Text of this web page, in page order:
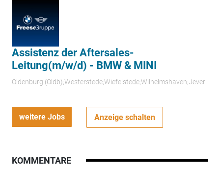
Assistenz der Aftersales-
Leitung(m/w/d) - BMW & MINI
Oldenburg (Oldb);Westerstede;Wiefelstede;Wilhelmshaven;Jever
weitere Jobs Anzeige schalten
KOMMENTARE